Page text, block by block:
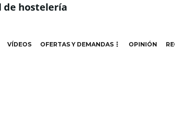
de hostelería
VÍDEOS OFERTAS Y DEMANDAS OPINIÓN